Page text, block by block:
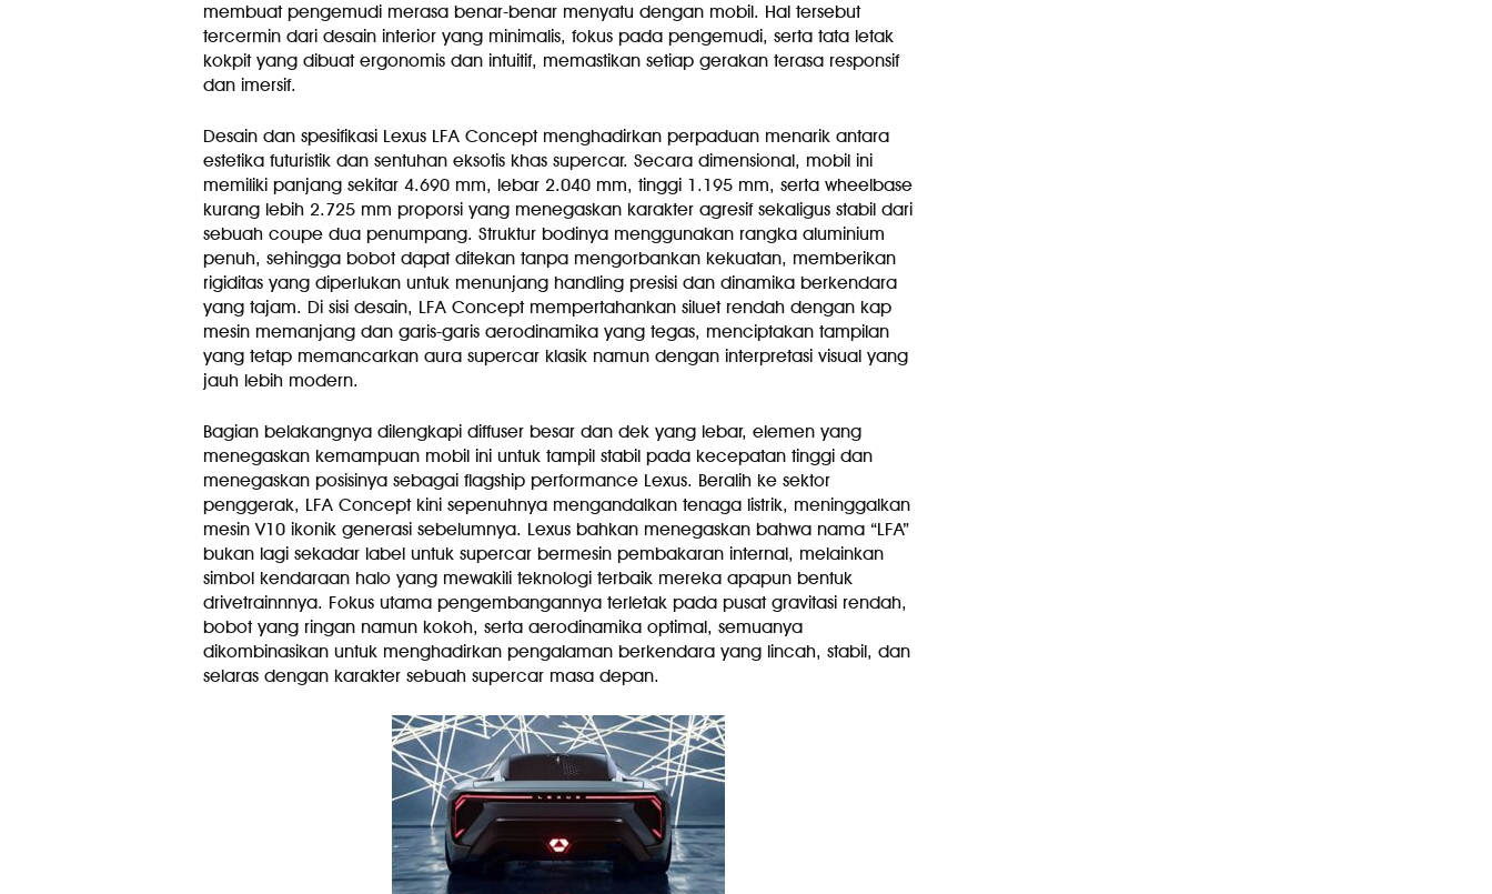
membuat pengemudi merasa benar-benar menyatu dengan mobil. Hal tersebut
tercermin dari desain interior yang minimalis, fokus pada pengemudi, serta tata letak
kokpit yang dibuat ergonomis dan intuitif, memastikan setiap gerakan terasa responsif
dan imersif.
Desain dan spesifikasi Lexus LFA Concept menghadirkan perpaduan menarik antara
estetika futuristik dan sentuhan eksotis khas supercar. Secara dimensional, mobil ini
memiliki panjang sekitar 4.690 mm, lebar 2.040 mm, tinggi 1.195 mm, serta wheelbase
kurang lebih 2.725 mm proporsi yang menegaskan karakter agresif sekaligus stabil dari
sebuah coupe dua penumpang. Struktur bodinya menggunakan rangka aluminium
penuh, sehingga bobot dapat ditekan tanpa mengorbankan kekuatan, memberikan
rigiditas yang diperlukan untuk menunjang handling presisi dan dinamika berkendara
yang tajam. Di sisi desain, LFA Concept mempertahankan siluet rendah dengan kap
mesin memanjang dan garis-garis aerodinamika yang tegas, menciptakan tampilan
yang tetap memancarkan aura supercar klasik namun dengan interpretasi visual yang
jauh lebih modern.
Bagian belakangnya dilengkapi diffuser besar dan dek yang lebar, elemen yang
menegaskan kemampuan mobil ini untuk tampil stabil pada kecepatan tinggi dan
menegaskan posisinya sebagai flagship performance Lexus. Beralih ke sektor
penggerak, LFA Concept kini sepenuhnya mengandalkan tenaga listrik, meninggalkan
mesin V10 ikonik generasi sebelumnya. Lexus bahkan menegaskan bahwa nama “LFA”
bukan lagi sekadar label untuk supercar bermesin pembakaran internal, melainkan
simbol kendaraan halo yang mewakili teknologi terbaik mereka apapun bentuk
drivetrainnnya. Fokus utama pengembangannya terletak pada pusat gravitasi rendah,
bobot yang ringan namun kokoh, serta aerodinamika optimal, semuanya
dikombinasikan untuk menghadirkan pengalaman berkendara yang lincah, stabil, dan
selaras dengan karakter sebuah supercar masa depan.